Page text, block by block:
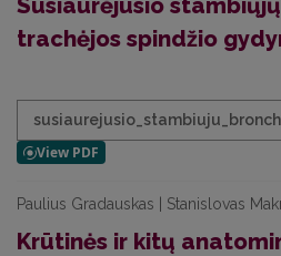
Susiaurėjusio
trachėjos spindžio
Paulius Gradauskas | Stanislovas
Krūtinės ir kitų